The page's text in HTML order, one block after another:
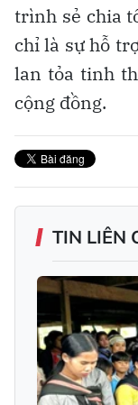
trình sẻ chia
chỉ là sự hỗ
lan tỏa tinh
cộng đồng.
TIN LIÊN